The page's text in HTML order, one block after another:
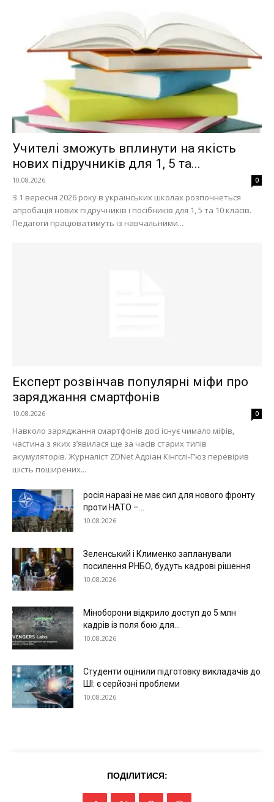
Учителі зможуть вплинути на якість
нових підручників для 1, 5 та...
10.08.2026 0
З 1 вересня 2026 року в українських школах розпочнеться
апробація нових підручників і посібників для 1, 5 та 10 класів.
Педагоги працюватимуть із навчальними...
Експерт розвінчав популярні міфи про
заряджання смартфонів
10.08.2026 0
Навколо заряджання смартфонів досі існує чимало міфів,
частина з яких з’явилася ще за часів старих типів
акумуляторів. Журналіст ZDNet Адріан Кінгслі-Г’юз перевірив
шість поширених...
росія наразі не має сил для нового фронту
проти НАТО –...
10.08.2026
Зеленський і Клименко запланували
посилення РНБО, будуть кадрові рішення
10.08.2026
Міноборони відкрило доступ до 5 млн
кадрів із поля бою для...
10.08.2026
Студенти оцінили підготовку викладачів до
ШІ: є серйозні проблеми
10.08.2026
ПОДІЛИТИСЯ: